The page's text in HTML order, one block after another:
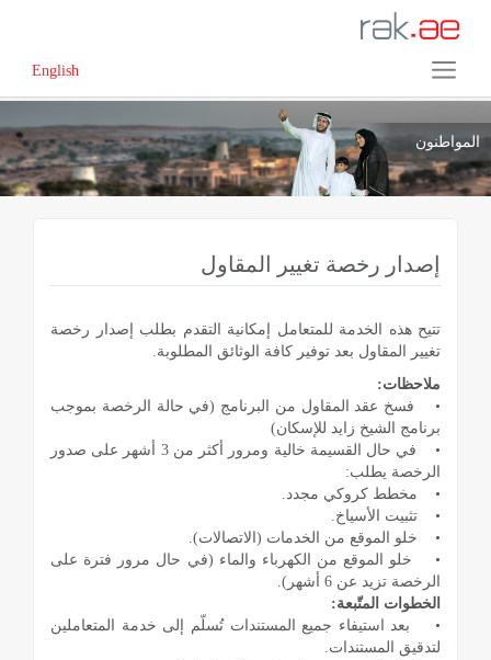
English
المواطنون
إصدار رخصة تغيير المقاول
تتيح هذه الخدمة للمتعامل إمكانية التقدم بطلب إصدار رخصة
تغيير المقاول بعد توفير كافة الوثائق المطلوبة.
ملاحظات:
• فسخ عقد المقاول من البرنامج (في حالة الرخصة بموجب
برنامج الشيخ زايد للإسكان)
• في حال القسيمة خالية ومرور أكثر من 3 أشهر على صدور
الرخصة يطلب:
• مخطط كروكي مجدد.
• تثبيت الأسياخ.
• خلو الموقع من الخدمات (الاتصالات).
• خلو الموقع من الكهرباء والماء (في حال مرور فترة على
الرخصة تزيد عن 6 أشهر).
الخطوات المتّبعة:
• بعد استيفاء جميع المستندات تُسلّم إلى خدمة المتعاملين
لتدقيق المستندات.